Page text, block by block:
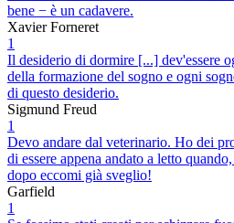
bene − è un cadavere.
Xavier Forneret
1
Il desiderio di dormire [...] dev'essere
della formazione del sogno e ogni
di questo desiderio.
Sigmund Freud
1
Devo andare dal veterinario. Ho dei
di essere appena andato a letto
dopo eccomi già sveglio!
Garfield
1